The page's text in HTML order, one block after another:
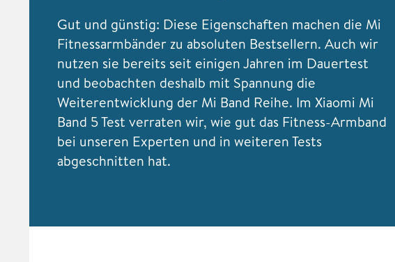
Gut und günstig: Diese Eigenschaften machen die Mi
Fitnessarmbänder zu absoluten Bestsellern. Auch wir
nutzen sie bereits seit einigen Jahren im Dauertest
und beobachten deshalb mit Spannung die
Weiterentwicklung der Mi Band Reihe. Im Xiaomi Mi
Band 5 Test verraten wir, wie gut das Fitness-Armband
bei unseren Experten und in weiteren Tests
abgeschnitten hat.